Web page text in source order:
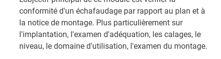
conformité d'un échafaudage par rapport au plan et à
la notice de montage. Plus particulièrement sur
l'implantation, l'examen d'adéquation, les calages, le
niveau, le domaine d'utilisation, l'examen du montage.